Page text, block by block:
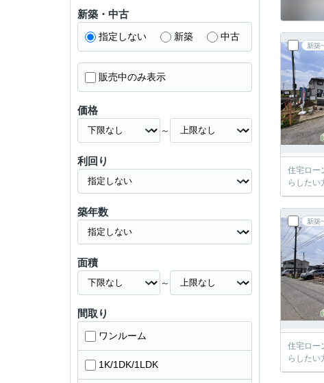
新築
住宅ロー
らしたい
新築
住宅ロー
らしたい
新築・中古
指定しない 新築 中古
販売中のみ表示
価格
～
利回り
築年数
面積
～
間取り
ワンルーム
1K/1DK/1LDK